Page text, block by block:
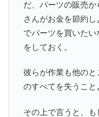
だ、パーツの販売
さんがお金を節約
でパーツを買いた
をしておく。
彼らが作業も他の
のすべてを失うこと
その上で言うと、